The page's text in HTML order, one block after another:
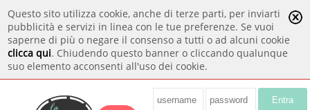
Questo sito utilizza cookie, anche di terze parti, per inviarti
pubblicità e servizi in linea con le tue preferenze. Se vuoi
saperne di più o negare il consenso a tutti o ad alcuni cookie
clicca qui. Chiudendo questo banner o cliccando qualunque
suo elemento acconsenti all'uso dei cookie.
Entra